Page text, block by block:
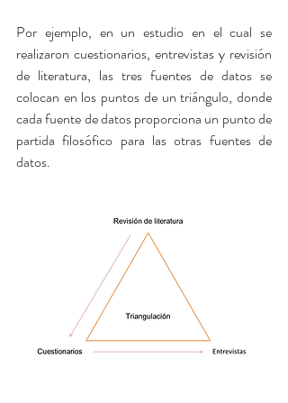
Por ejemplo, en un estudio en el cual se
realizaron cuestionarios, entrevistas y revisión
de literatura, las tres fuentes de datos se
colocan en los puntos de un triángulo, donde
cada fuente de datos proporciona un punto de
partida filosófico para las otras fuentes de
datos.